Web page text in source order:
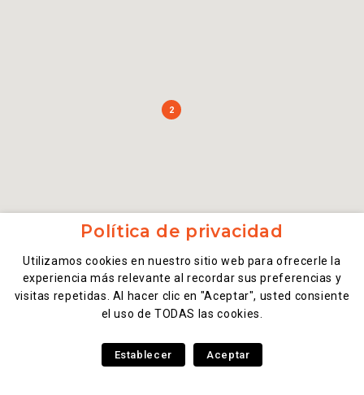
2
Política de privacidad
Utilizamos cookies en nuestro sitio web para ofrecerle la
experiencia más relevante al recordar sus preferencias y
visitas repetidas. Al hacer clic en "Aceptar", usted consiente
el uso de TODAS las cookies.
Establecer Aceptar